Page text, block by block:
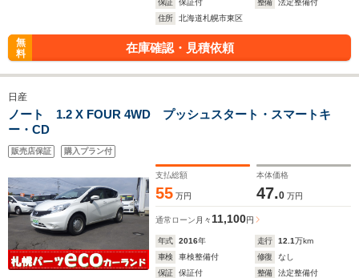
保証 保証付 整備
法定整備付
住所
北海道札幌市東区
無
料
在庫確認・見積依頼
日産
ノート 1.2 X FOUR 4WD プッシュスタート・スマートキ
ー・CD
販売店保証 購入プラン付
支払総額
55 万円
本体価格
47.0 万円
通常ローン 月々 11,100円
年式 2016年 走行 12.1万km
車検
車検整備付 修復
なし
保証
保証付 整備
法定整備付